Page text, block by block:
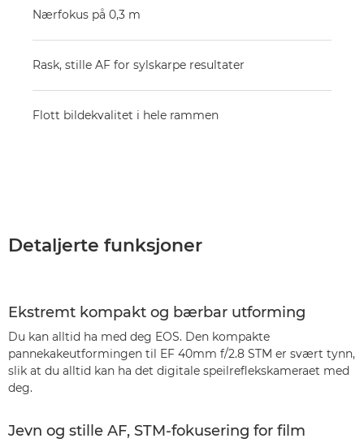
Nærfokus på 0,3 m
Rask, stille AF for sylskarpe resultater
Flott bildekvalitet i hele rammen
Detaljerte funksjoner
Ekstremt kompakt og bærbar utforming
Du kan alltid ha med deg EOS. Den kompakte
pannekakeutformingen til EF 40mm f/2.8 STM er svært tynn,
slik at du alltid kan ha det digitale speilreflekskameraet med
deg.
Jevn og stille AF, STM-fokusering for film